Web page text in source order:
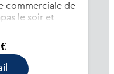
commerciale de
le soir et
de cave à
en terrasse,